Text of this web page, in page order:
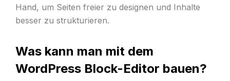
Hand, um Seiten freier zu designen und Inhalte
besser zu strukturieren.
Was kann man mit dem
WordPress Block-Editor bauen?